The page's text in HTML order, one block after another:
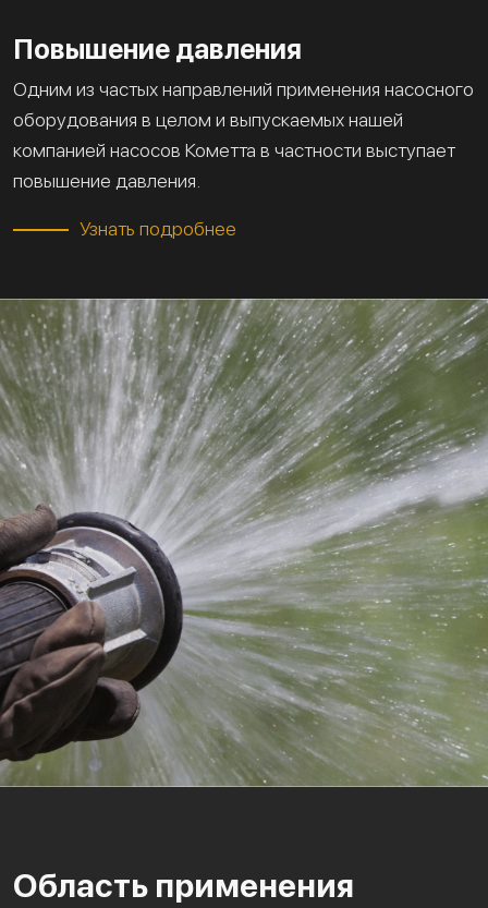
Повышение давления
Одним из частых направлений применения насосного
оборудования в целом и выпускаемых нашей
компанией насосов Кометта в частности выступает
повышение давления.
Узнать подробнее
Область применения